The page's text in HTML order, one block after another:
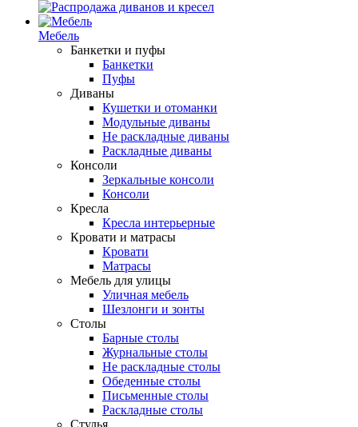
Мебель
Банкетки и пуфы
Банкетки
Пуфы
Диваны
Кушетки и отоманки
Модульные диваны
Не раскладные диваны
Раскладные диваны
Консоли
Зеркальные консоли
Консоли
Кресла
Кресла интерьерные
Кровати и матрасы
Кровати
Матрасы
Мебель для улицы
Уличная мебель
Шезлонги и зонты
Столы
Барные столы
Журнальные столы
Не раскладные столы
Обеденные столы
Письменные столы
Раскладные столы
Стулья